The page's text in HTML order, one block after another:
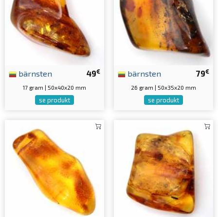
49€
bärnsten
17 gram | 50x40x20 mm
se produkt
79€
bärnsten
26 gram | 50x35x20 mm
se produkt